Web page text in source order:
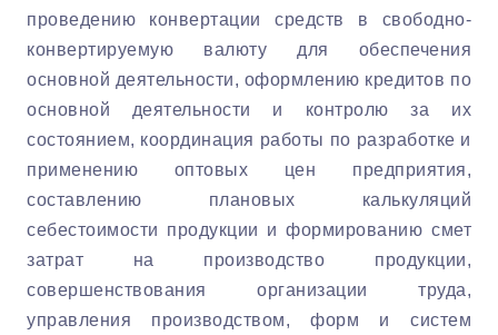
проведению конвертации средств в свободно-
конвертируемую валюту для обеспечения
основной деятельности, оформлению кредитов по
основной деятельности и контролю за их
состоянием, координация работы по разработке и
применению оптовых цен предприятия,
составлению плановых калькуляций
себестоимости продукции и формированию смет
затрат на производство продукции,
совершенствования организации труда,
управления производством, форм и систем